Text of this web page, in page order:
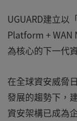
UGUARD建立
Platform + WAN
為核心的下一代
在全球資安威脅
發展的趨勢下，
資安架構已成為